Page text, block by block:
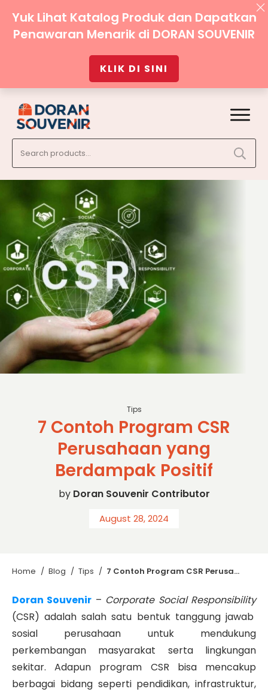
for:
Tips
7 Contoh Program CSR
Perusahaan yang
Berdampak Positif
by Doran Souvenir Contributor
August 28, 2024
Home / Blog / Tips / 7 Contoh Program CSR Perusahaan yang Berdampak Positif
Doran Souvenir – Corporate Social Responsibility
(CSR) adalah salah satu bentuk tanggung jawab
sosial perusahaan untuk mendukung
perkembangan masyarakat serta lingkungan
sekitar. Adapun program CSR bisa mencakup
berbagai bidang seperti pendidikan, infrastruktur,
Yuk Lihat Katalog Produk dan Dapatkan
Penawaran Menarik di DORAN SOUVENIR
KLIK DI SINI